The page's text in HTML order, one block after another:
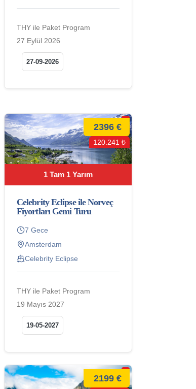
THY ile Paket Program
27 Eylül 2026
27-09-2026
1 Tam 1 Yarım
2396 €
120.241 ₺
Celebrity Eclipse ile Norveç
Fiyortları Gemi Turu
7 Gece
Amsterdam
Celebrity Eclipse
THY ile Paket Program
19 Mayıs 2027
19-05-2027
2199 €